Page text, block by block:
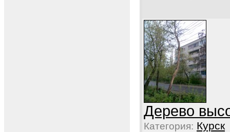
Дерево
Категория: Курск